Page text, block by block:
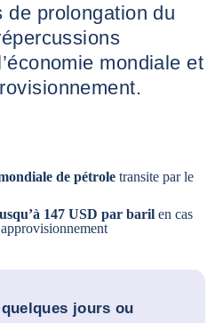
de prolongation du
mondiale et
de pétrole transite par le
147 USD par baril en cas
jours ou